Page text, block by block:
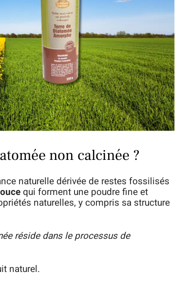
non calcinée ?
naturelle dérivée de restes fossilisés
qui forment une poudre fine et
naturelles, y compris sa structure
réside dans le processus de
naturel.